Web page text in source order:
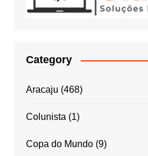
Category
Aracaju (468)
Colunista (1)
Copa do Mundo(9)